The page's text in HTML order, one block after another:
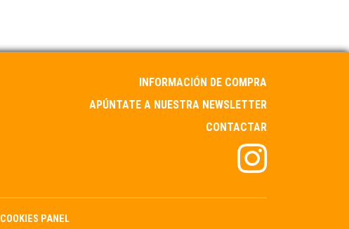
INFORMACIÓN DE COMPRA
APÚNTATE A NUESTRA NEWSLETTER
CONTACTAR
COOKIES PANEL